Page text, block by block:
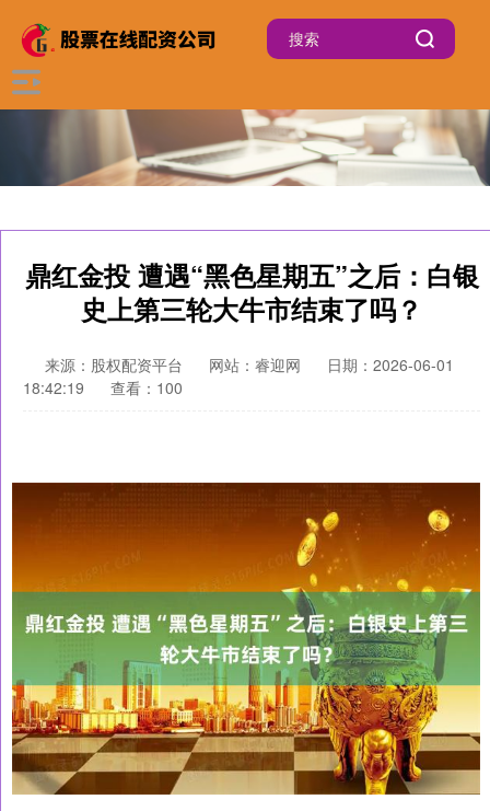
鼎红金投 遭遇“黑色星期五”之后：白银
史上第三轮大牛市结束了吗？
来源：股权配资平台 网站：睿迎网
日期：2026-06-01
18:42:19
查看：100